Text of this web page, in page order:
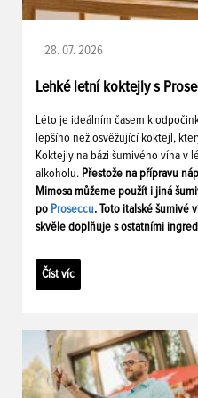
28. 07. 2026
Lehké letní koktejly s
Léto je ideálním časem k
lepšího než osvěžující koktejl,
Koktejly na bázi šumivého vína v
alkoholu. Přestože na přípravu
Mimosa můžeme použít i jiná
po Proseccu. Toto italské šumivé
skvěle doplňuje s ostatními
Číst víc